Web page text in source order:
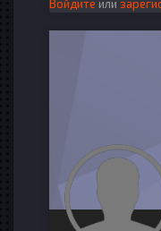
Войдите или